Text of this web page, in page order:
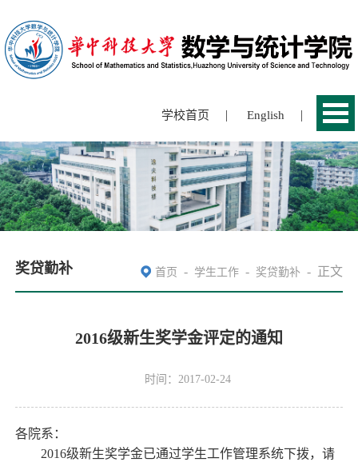
学校首页 | English |
奖贷勤补 首页 - 学生工作 - 奖贷勤补 - 正文
2016级新生奖学金评定的通知
时间：2017-02-24
各院系：
2016级新生奖学金已通过学生工作管理系统下拨，请